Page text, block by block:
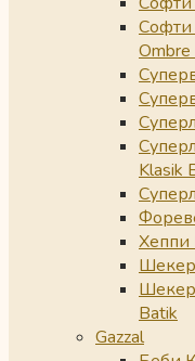
Софти
Klasik
Хеппи
Batik
Gazzal